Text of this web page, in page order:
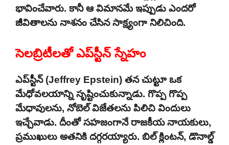
భావించేవారు. కానీ ఆ విమానమే ఇప్పుడు ఎందరో
జీవితాలను నాశనం చేసిన సాక్ష్యంగా నిలిచింది.
సెలబ్రిటీలతో ఎప్‌స్టీన్ స్నేహం
ఎప్‌స్టీన్ (Jeffrey Epstein) తన చుట్టూ ఒక
మేధోవలయాన్ని సృష్టించుకున్నాడు. గొప్ప గొప్ప
మేధావులను, నోబెల్ విజేతలను పిలిచి విందులు
ఇచ్చేవాడు. దీంతో సహజంగానే రాజకీయ నాయకులు,
ప్రముఖులు అతనికి దగ్గరయ్యారు. బిల్ క్లింటన్, డొనాల్డ్